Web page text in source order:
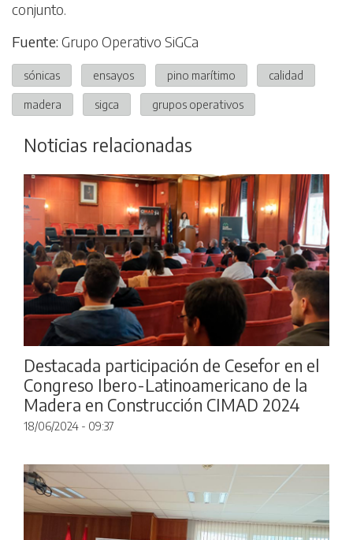
conjunto.
Fuente: Grupo Operativo SiGCa
sónicas ensayos pino marítimo calidad
madera sigca grupos operativos
Noticias relacionadas
Destacada participación de Cesefor en el
Congreso Ibero-Latinoamericano de la
Madera en Construcción CIMAD 2024
18/06/2024 - 09:37